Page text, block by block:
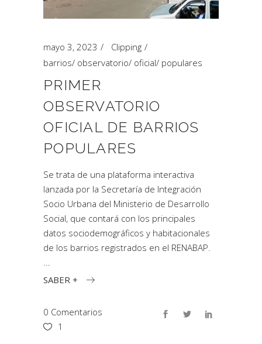
mayo 3, 2023
Clipping
barrios/ observatorio/ oficial/ populares
PRIMER
OBSERVATORIO
OFICIAL DE BARRIOS
POPULARES
Se trata de una plataforma interactiva
lanzada por la Secretaría de Integración
Socio Urbana del Ministerio de Desarrollo
Social, que contará con los principales
datos sociodemográficos y habitacionales
de los barrios registrados en el RENABAP.
SABER +
0 Comentarios
1